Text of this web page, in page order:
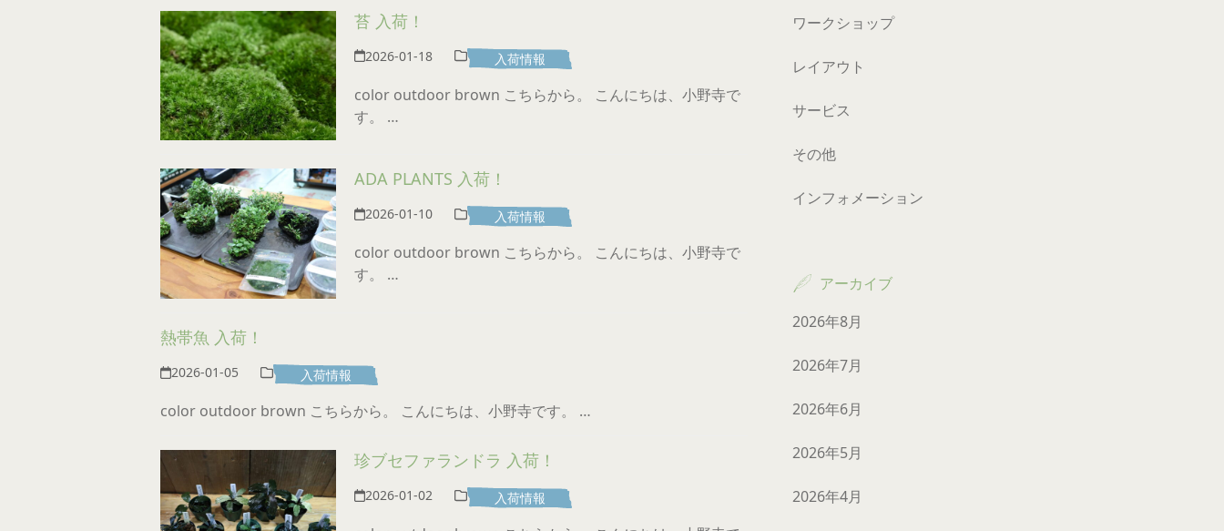
苔 入荷！
2026-01-18 入荷情報
color outdoor brown こちらから。 こんにちは、小野寺で
す。 …
ADA PLANTS 入荷！
2026-01-10 入荷情報
color outdoor brown こちらから。 こんにちは、小野寺で
す。 …
熱帯魚 入荷！
2026-01-05 入荷情報
color outdoor brown こちらから。 こんにちは、小野寺です。 …
珍ブセファランドラ 入荷！
2026-01-02 入荷情報
ワークショップ
レイアウト
サービス
その他
インフォメーション
アーカイブ
2026年8月
2026年7月
2026年6月
2026年5月
2026年4月